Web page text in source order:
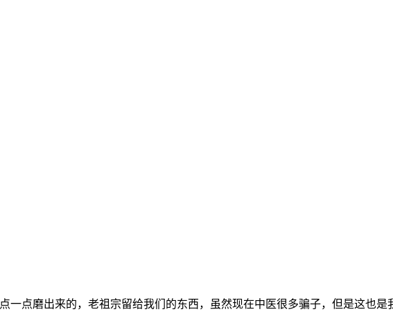
一点磨出来的，老祖宗留给我们的东西，虽然现在中医很多骗子，但是这也是